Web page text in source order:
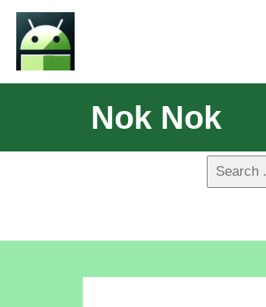
Nok Nok